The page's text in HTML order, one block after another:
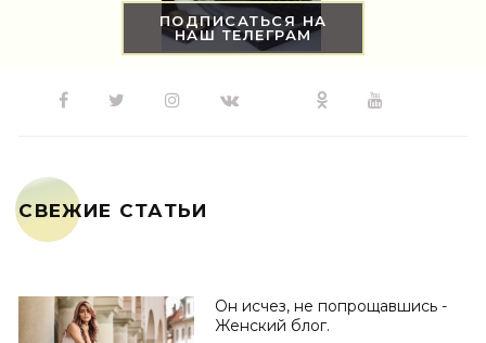
ПОДПИСАТЬСЯ НА
НАШ ТЕЛЕГРАМ
СВЕЖИЕ СТАТЬИ
Он исчез, не попрощавшись -
Женский блог.